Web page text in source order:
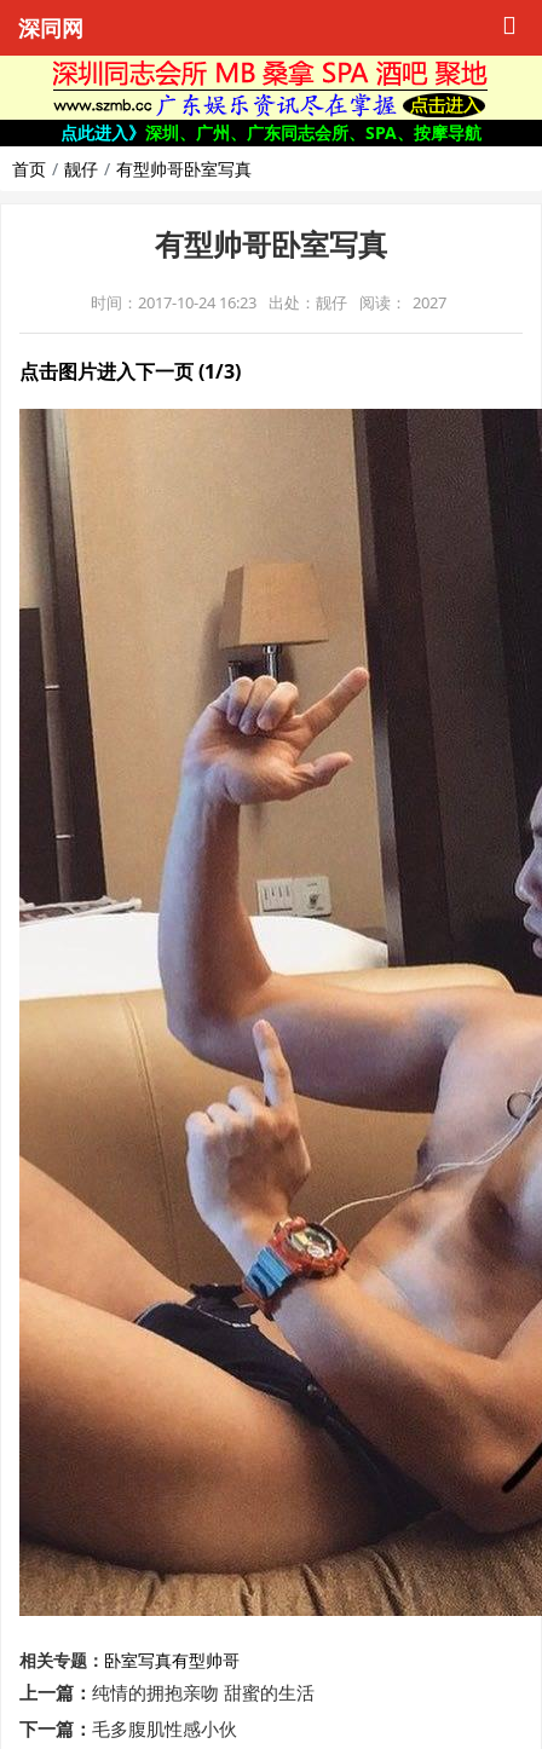
深同网
点此进入》 深圳、广州、广东同志会所、SPA、按摩导航
首页
靓仔 有型帅哥卧室写真
有型帅哥卧室写真
时间：2017-10-24 16:23 出处：靓仔 阅读： 2027
点击图片进入下一页 (1/3)
相关专题： 卧室写真有型帅哥
上一篇： 纯情的拥抱亲吻 甜蜜的生活
下一篇： 毛多腹肌性感小伙